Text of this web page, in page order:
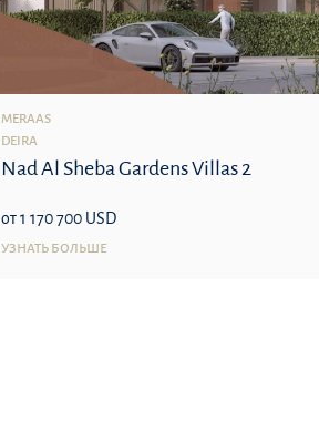
MERAAS
DEIRA
Nad Al Sheba Gardens Villas 2
от 1 170 700 USD
УЗНАТЬ БОЛЬШЕ